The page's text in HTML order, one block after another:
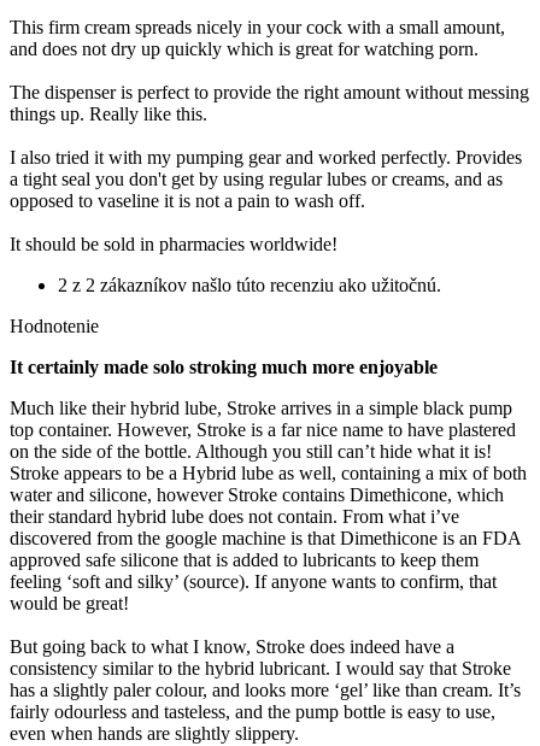
This firm cream spreads nicely in your cock with a small amount,
and does not dry up quickly which is great for watching porn.
The dispenser is perfect to provide the right amount without messing
things up. Really like this.
I also tried it with my pumping gear and worked perfectly. Provides
a tight seal you don't get by using regular lubes or creams, and as
opposed to vaseline it is not a pain to wash off.
It should be sold in pharmacies worldwide!
2 z 2 zákazníkov našlo túto recenziu ako užitočnú.
Hodnotenie
It certainly made solo stroking much more enjoyable
Much like their hybrid lube, Stroke arrives in a simple black pump
top container. However, Stroke is a far nice name to have plastered
on the side of the bottle. Although you still can’t hide what it is!
Stroke appears to be a Hybrid lube as well, containing a mix of both
water and silicone, however Stroke contains Dimethicone, which
their standard hybrid lube does not contain. From what i’ve
discovered from the google machine is that Dimethicone is an FDA
approved safe silicone that is added to lubricants to keep them
feeling ‘soft and silky’ (source). If anyone wants to confirm, that
would be great!
But going back to what I know, Stroke does indeed have a
consistency similar to the hybrid lubricant. I would say that Stroke
has a slightly paler colour, and looks more ‘gel’ like than cream. It’s
fairly odourless and tasteless, and the pump bottle is easy to use,
even when hands are slightly slippery.